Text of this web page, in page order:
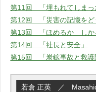
第11回 「埋もれてしまっ
第12回 「災害の記憶をど
第13回 「ほめるか しか
第14回 「社長と安全」
第15回 「炭鉱事故と救護
若倉 正英 ／